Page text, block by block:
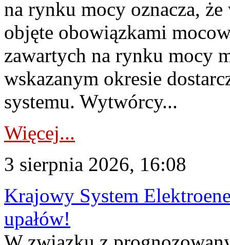
na rynku mocy oznacza,
objęte obowiązkami
zawartych na rynku mocy
wskazanym okresie
systemu. Wytwórcy...
Więcej...
3 sierpnia 2026, 16:08
Krajowy System
upałów!